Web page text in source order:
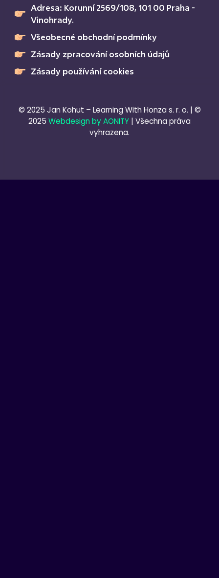
Adresa: Korunní 2569/108, 101 00 Praha -
Vinohrady.
Všeobecné obchodní podmínky
Zásady zpracování osobních údajů
Zásady používání cookies
© 2025 Jan Kohut – Learning With Honza s. r. o. | ©
2025 Webdesign by AONITY | Všechna práva
vyhrazena.